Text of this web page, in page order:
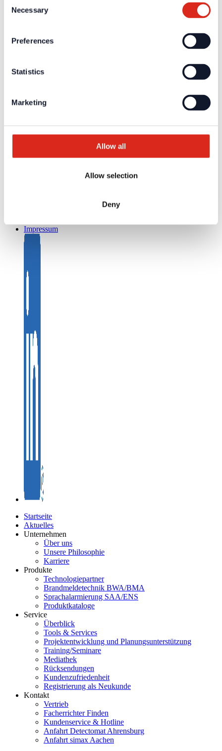
Selection
Necessary
Preferences
Statistics
Marketing
Allow all
Allow selection
Deny
Brandmeldetechnik BWA/BMA
Service
Projektentwicklung und Planungsunterstützung
Training/Seminare
Kundenzufriedenheit
Facherrichter Finden
Kundenservice & Hotline
Impressum
Startseite
Aktuelles
Unternehmen
Über uns
Unsere Philosophie
Karriere
Produkte
Technologiepartner
Brandmeldetechnik BWA/BMA
Sprachalarmierung SAA/ENS
Produktkataloge
Service
Überblick
Tools & Services
Projektentwicklung und Planungsunterstützung
Training/Seminare
Mediathek
Rücksendungen
Kundenzufriedenheit
Registrierung als Neukunde
Kontakt
Vertrieb
Facherrichter Finden
Kundenservice & Hotline
Anfahrt Detectomat Ahrensburg
Anfahrt simax Aachen